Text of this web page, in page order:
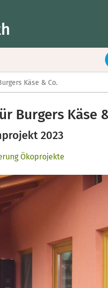
Käse & Co.
Burgers Käse
2023
Ökoprojekte